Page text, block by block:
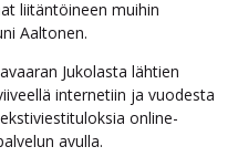
liitäntöineen muihin
Aaltonen.
Jukolasta lähtien
internetiin ja vuodesta
online-
avulla.